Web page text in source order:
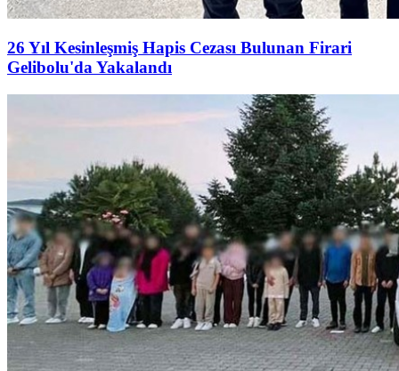
26 Yıl Kesinleşmiş Hapis Cezası Bulunan Firari
Gelibolu'da Yakalandı